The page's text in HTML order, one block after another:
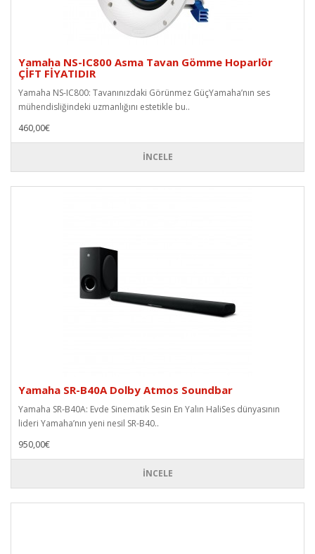
Yamaha NS-IC800 Asma Tavan Gömme Hoparlör
ÇİFT FİYATIDIR
Yamaha NS-IC800: Tavanınızdaki Görünmez GüçYamaha’nın ses
mühendisliğindeki uzmanlığını estetikle bu..
460,00€
İNCELE
Yamaha SR-B40A Dolby Atmos Soundbar
Yamaha SR-B40A: Evde Sinematik Sesin En Yalın HaliSes dünyasının
lideri Yamaha’nın yeni nesil SR-B40..
950,00€
İNCELE